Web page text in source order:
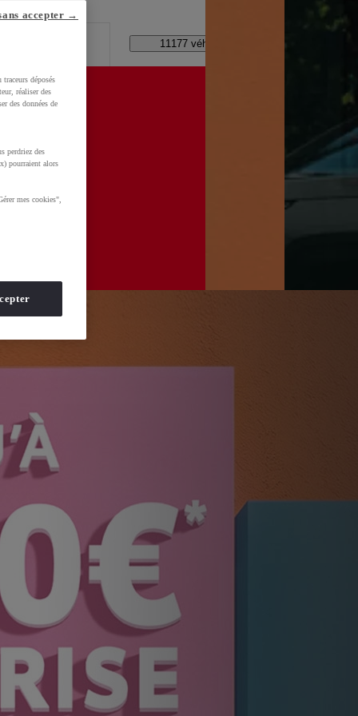
?
11177 véhicules disponibles
vQDFTF17snsOFbnTZOHLLQlQtXfmd-
déposés
réaliser des
des données de
perdriez des
pourraient alors
mes cookies",
accepter →